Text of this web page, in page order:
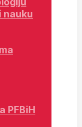
nauku
PFBiH